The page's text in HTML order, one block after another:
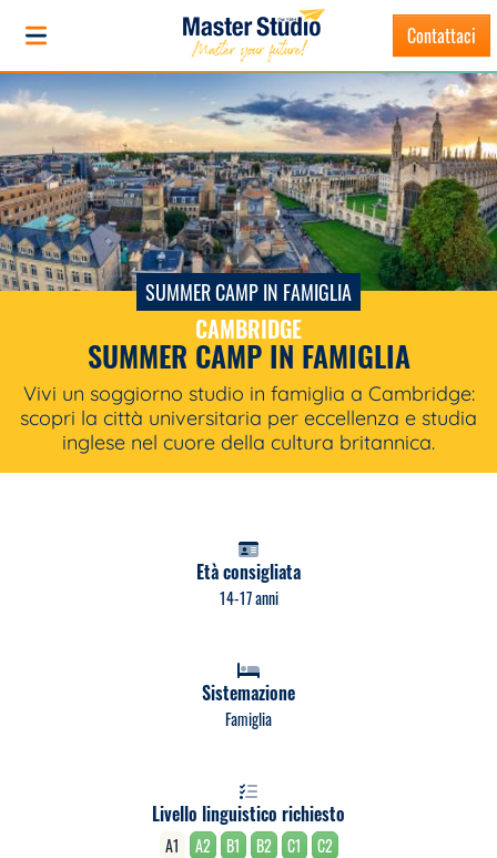
Contattaci
SUMMER CAMP IN FAMIGLIA
CAMBRIDGE
SUMMER CAMP IN FAMIGLIA
Vivi un soggiorno studio in famiglia a Cambridge:
scopri la città universitaria per eccellenza e studia
inglese nel cuore della cultura britannica.
Età consigliata
14-17 anni
Sistemazione
Famiglia
Livello linguistico richiesto
A1 A2 B1 B2 C1 C2
Cambridge, Summer Camp in Famiglia